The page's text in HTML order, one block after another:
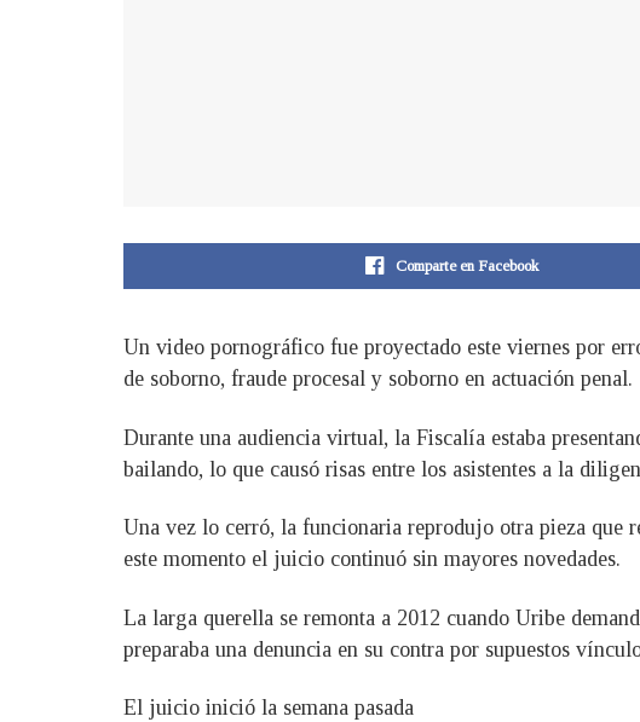
Comparte en Facebook
Un video pornográfico fue proyectado este viernes por
de soborno, fraude procesal y soborno en actuación penal.
Durante una audiencia virtual, la Fiscalía estaba
bailando, lo que causó risas entre los asistentes a la
Una vez lo cerró, la funcionaria reprodujo otra pieza que
este momento el juicio continuó sin mayores novedades.
La larga querella se remonta a 2012 cuando Uribe
preparaba una denuncia en su contra por supuestos
El juicio inició la semana pasada